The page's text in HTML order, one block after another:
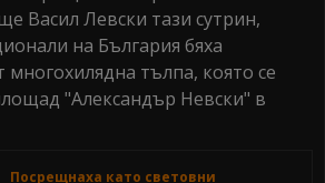
Васил Левски тази сутрин,
на България бяха
многохилядна тълпа, която се
"Александър Невски" в
Посрещнаха като световни